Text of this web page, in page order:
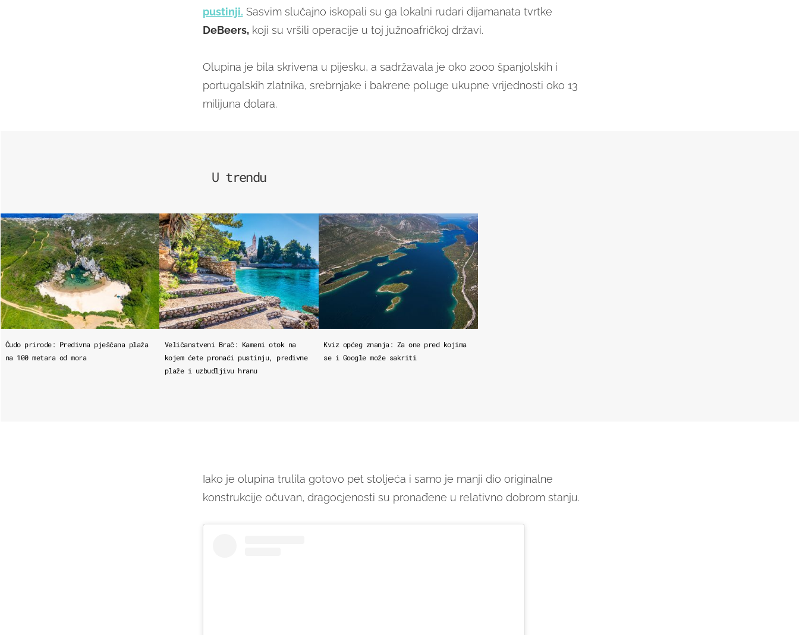
pustinji. Sasvim slučajno iskopali su ga lokalni rudari dijamanata tvrtke
DeBeers,koji su vršili operacije u toj južnoafričkoj državi.
Olupina je bila skrivena u pijesku, a sadržavala je oko 2000 španjolskih i
portugalskih zlatnika, srebrnjake i bakrene poluge ukupne vrijednosti oko 13
milijuna dolara.
U trendu
Čudo prirode: Predivna pješčana plaža
na 100 metara od mora
Veličanstveni Brač: Kameni otok na
kojem ćete pronaći pustinju, predivne
plaže i uzbudljivu hranu
Kviz općeg znanja: Za one pred kojima
se i Google može sakriti
Iako je olupina trulila gotovo pet stoljeća i samo je manji dio originalne
konstrukcije očuvan, dragocjenosti su pronađene u relativno dobrom stanju.